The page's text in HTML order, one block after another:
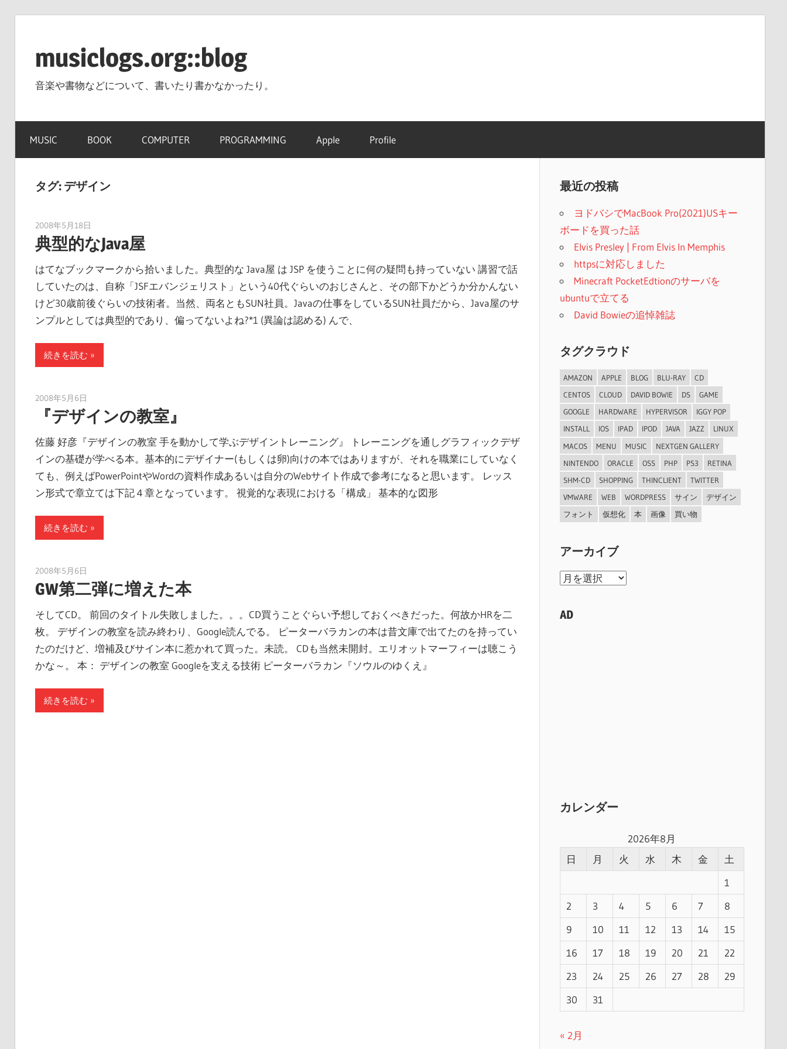
ス
ッ
musiclogs.org::blog
音楽や書物などについて、書いたり書かなかったり。
MUSIC BOOK COMPUTER PROGRAMMING Apple Profile
タグ: デザイン
2008年5月18日
典型的なJava屋
はてなブックマークから拾いました。典型的な Java屋 は JSP を使うことに何の疑問も持っていない 講習で話
していたのは、自称「JSFエバンジェリスト」という40代ぐらいのおじさんと、その部下かどうか分かんない
けど30歳前後ぐらいの技術者。当然、両名ともSUN社員。Javaの仕事をしているSUN社員だから、Java屋のサ
ンプルとしては典型的であり、偏ってないよね?*1 (異論は認める) んで、
続きを読む
2008年5月6日
『デザインの教室』
佐藤 好彦『デザインの教室 手を動かして学ぶデザイントレーニング』 トレーニングを通しグラフィックデザ
インの基礎が学べる本。基本的にデザイナー(もしくは卵)向けの本ではありますが、それを職業にしていなく
ても、例えばPowerPointやWordの資料作成あるいは自分のWebサイト作成で参考になると思います。 レッス
ン形式で章立ては下記４章となっています。 視覚的な表現における「構成」 基本的な図形
続きを読む
2008年5月6日
GW第二弾に増えた本
そしてCD。 前回のタイトル失敗しました。。。CD買うことぐらい予想しておくべきだった。何故かHRを二
枚。 デザインの教室を読み終わり、Google読んでる。 ピーターバラカンの本は昔文庫で出てたのを持ってい
たのだけど、増補及びサイン本に惹かれて買った。未読。 CDも当然未開封。エリオットマーフィーは聴こう
かな～。 本： デザインの教室 Googleを支える技術 ピーターバラカン『ソウルのゆくえ』
続きを読む
最近の投稿
ヨドバシでMacBook Pro(2021)USキー
ボードを買った話
Elvis Presley | From Elvis In Memphis
httpsに対応しました
Minecraft PocketEdtionのサーバを
ubuntuで立てる
David Bowieの追悼雑誌
タグクラウド
AMAZON APPLE BLOG BLU-RAY
CD
CENTOS
CLOUD DAVID BOWIE DS
GAME
GOOGLE
HARDWARE HYPERVISOR
IGGY POP
INSTALL
IOS IPAD IPOD JAVA JAZZ
LINUX
MACOS
MENU MUSIC
NEXTGEN GALLERY
NINTENDO
ORACLE OSS PHP PS3
RETINA
SHM-CD
SHOPPING THINCLIENT
TWITTER
VMWARE
WEB WORDPRESS サイン
デザイン
フォント
仮想化 本 画像 買い物
アーカイブ
ア
カ
AD
カレンダー
2026年8月
日
月 火 水 木 金
土
1
2
3 4 5 6 7
8
9
10 11 12 13 14
15
16
17 18 19 20 21
22
23
24 25 26 27 28
29
30
31
« 2月